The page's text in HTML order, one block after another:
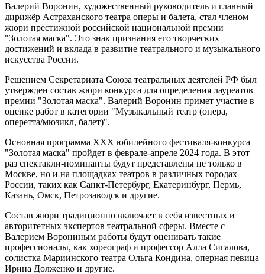
Валерий Воронин, художественный руководитель и главный
дирижёр Астраханского театра оперы и балета, стал членом
жюри престижной российской национальной премии
"Золотая маска". Это знак признания его творческих
достижений и вклада в развитие театрального и музыкального
искусства России.
Решением Секретариата Союза театральных деятелей РФ был
утвержден состав жюри конкурса для определения лауреатов
премии "Золотая маска". Валерий Воронин примет участие в
оценке работ в категории "Музыкальный театр (опера,
оперетта/мюзикл, балет)".
Основная программа XXX юбилейного фестиваля-конкурса
"Золотая маска" пройдет в феврале-апреле 2024 года. В этот
раз спектакли-номинанты будут представлены не только в
Москве, но и на площадках театров в различных городах
России, таких как Санкт-Петербург, Екатеринбург, Пермь,
Казань, Омск, Петрозаводск и другие.
Состав жюри традиционно включает в себя известных и
авторитетных экспертов театральной сферы. Вместе с
Валерием Ворониным работы будут оценивать такие
профессионалы, как хореограф и профессор Алла Сигалова,
солистка Мариинского театра Ольга Кондина, оперная певица
Ирина Долженко и другие.